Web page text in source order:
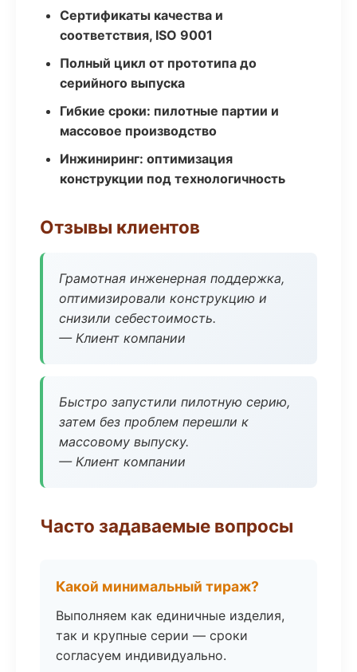
Сертификаты качества и
соответствия, ISO 9001
Полный цикл от прототипа до
серийного выпуска
Гибкие сроки: пилотные партии и
массовое производство
Инжиниринг: оптимизация
конструкции под технологичность
Отзывы клиентов
Грамотная инженерная поддержка,
оптимизировали конструкцию и
снизили себестоимость.
— Клиент компании
Быстро запустили пилотную серию,
затем без проблем перешли к
массовому выпуску.
— Клиент компании
Часто задаваемые вопросы
Какой минимальный тираж?
Выполняем как единичные изделия,
так и крупные серии — сроки
согласуем индивидуально.